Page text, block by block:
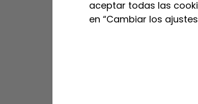
aceptar todas las
en “Cambiar los